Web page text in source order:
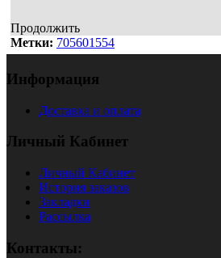
Продолжить
Метки: 705601554
Информация
Доставка и оплата
Личный Кабинет
Личный Кабинет
История заказов
Закладки
Рассылка
Контакты: